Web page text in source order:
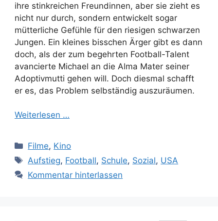
ihre stinkreichen Freundinnen, aber sie zieht es
nicht nur durch, sondern entwickelt sogar
mütterliche Gefühle für den riesigen schwarzen
Jungen. Ein kleines bisschen Ärger gibt es dann
doch, als der zum begehrten Football-Talent
avancierte Michael an die Alma Mater seiner
Adoptivmutti gehen will. Doch diesmal schafft
er es, das Problem selbständig auszuräumen.
Weiterlesen …
Kategorien
Filme, Kino
Schlagwörter
Aufstieg, Football, Schule, Sozial, USA
Kommentar hinterlassen